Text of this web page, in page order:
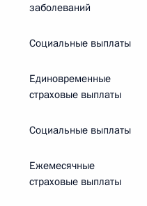
заболеваний
Социальные выплаты
Единовременные
страховые выплаты
Социальные выплаты
Ежемесячные
страховые выплаты